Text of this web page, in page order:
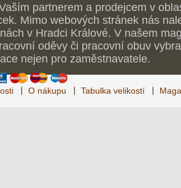
partnerem a prodejcem v
Mimo webových stránek nás
v Hradci Králové. V našem
oděvy či pracovní obuv
nejen pro zaměstnavatele.
O nákupu Tabulka velikostí